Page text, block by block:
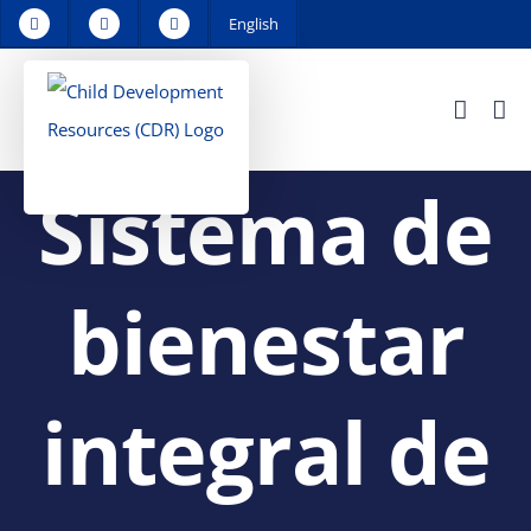
Skip
to
content
English
Sistema de
bienestar
integral de